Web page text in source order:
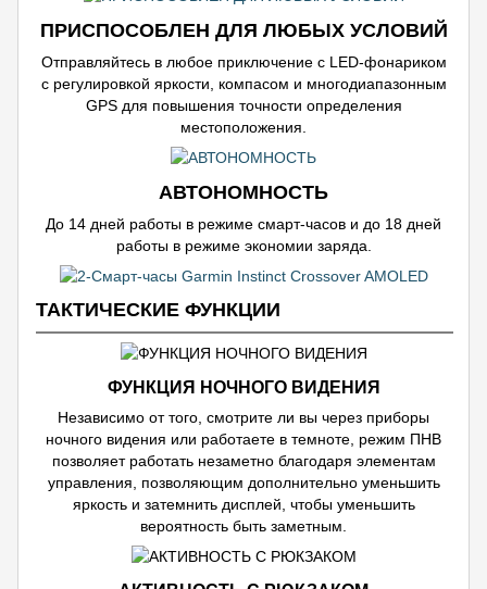
ПРИСПОСОБЛЕН ДЛЯ ЛЮБЫХ УСЛОВИЙ
Отправляйтесь в любое приключение с LED-фонариком
с регулировкой яркости, компасом и многодиапазонным
GPS для повышения точности определения
местоположения.
АВТОНОМНОСТЬ
До 14 дней работы в режиме смарт-часов и до 18 дней
работы в режиме экономии заряда.
ТАКТИЧЕСКИЕ ФУНКЦИИ
ФУНКЦИЯ НОЧНОГО ВИДЕНИЯ
Независимо от того, смотрите ли вы через приборы
ночного видения или работаете в темноте, режим ПНВ
позволяет работать незаметно благодаря элементам
управления, позволяющим дополнительно уменьшить
яркость и затемнить дисплей, чтобы уменьшить
вероятность быть заметным.